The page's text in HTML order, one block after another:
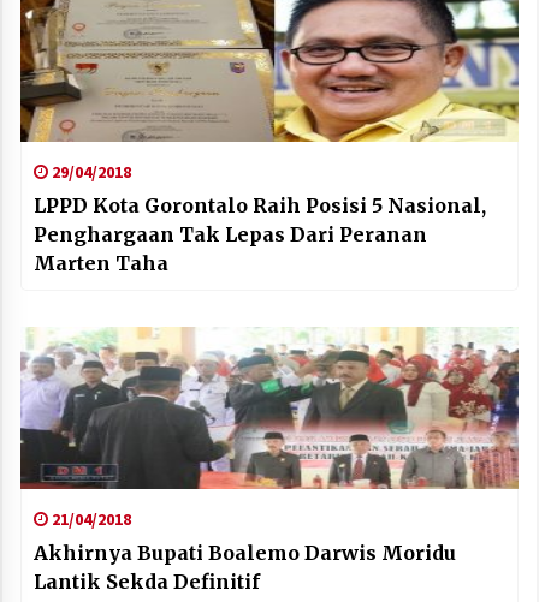
29/04/2018
LPPD Kota Gorontalo Raih Posisi 5 Nasional,
Penghargaan Tak Lepas Dari Peranan
Marten Taha
21/04/2018
Akhirnya Bupati Boalemo Darwis Moridu
Lantik Sekda Definitif